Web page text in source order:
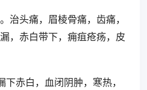
治头痛，眉棱骨痛，齿痛，
，赤白带下，痈疽疮疡，皮
赤白，血闭阴肿，寒热，